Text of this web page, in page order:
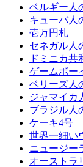
ベルギー人
キューバ人
壱万円札
セネガル人
ドミニカ共
ゲームボー
ベリーズ人
ジャマイカ
ブラジル人
ケーキ4号
世界一細い
ニュージー
オーストラ